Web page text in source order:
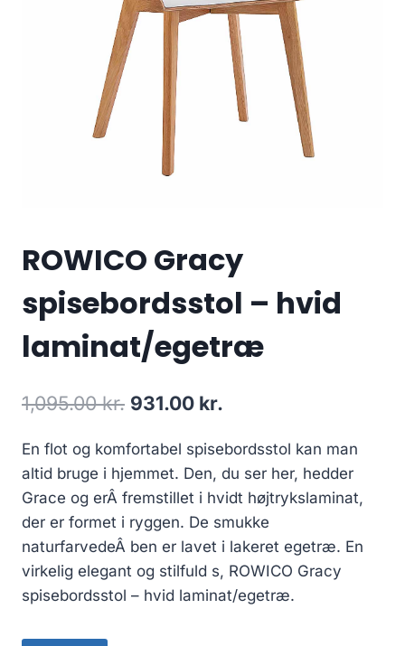
ROWICO Gracy
spisebordsstol – hvid
laminat/egetræ
1,095.00kr. 931.00 kr.
En flot og komfortabel spisebordsstol kan man
altid bruge i hjemmet. Den, du ser her, hedder
Grace og erÂ fremstillet i hvidt højtrykslaminat,
der er formet i ryggen. De smukke
naturfarvedeÂ ben er lavet i lakeret egetræ. En
virkelig elegant og stilfuld s, ROWICO Gracy
spisebordsstol – hvid laminat/egetræ.